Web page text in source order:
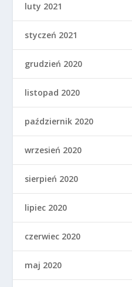
luty 2021
styczeń 2021
grudzień 2020
listopad 2020
październik 2020
wrzesień 2020
sierpień 2020
lipiec 2020
czerwiec 2020
maj 2020